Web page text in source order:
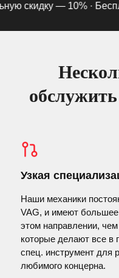
скидку — 10% ·
Узкая
Наши механики
VAG, и имеют
этом направлении, чем
которые делают все в
спец. инструмент для
любимого концерна.